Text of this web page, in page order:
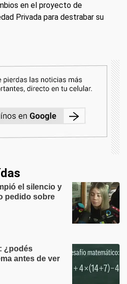
en el proyecto de
Privada para destrabar su
el silencio y
pedido sobre
¿podés
antes de ver